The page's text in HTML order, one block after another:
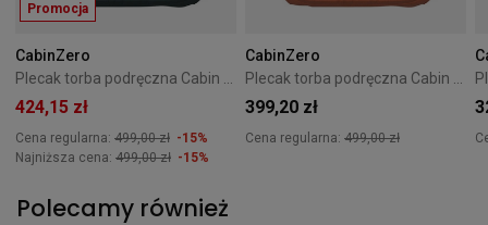
Promocja
CabinZero
424,15 zł
Cena regularna: 499,00 zł -15%
Najniższa cena: 499,00 zł -15%
CabinZero
399,20 zł
Cena regularna: 499,00 zł
Polecamy również